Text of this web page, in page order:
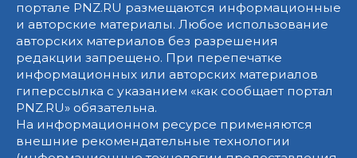
портале PNZ.RU размещаются информационные
и авторские материалы. Любое использование
авторских материалов без разрешения
редакции запрещено. При перепечатке
информационных или авторских материалов
гиперссылка с указанием «как сообщает портал
PNZ.RU» обязательна.
На информационном ресурсе применяются
внешние рекомендательные технологии